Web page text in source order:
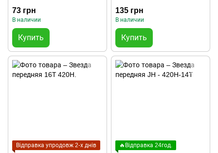
73 грн
В наличии
Купить
135 грн
В наличии
Купить
Відправка упродовж 2-х днів 🔥Відправка 24год.